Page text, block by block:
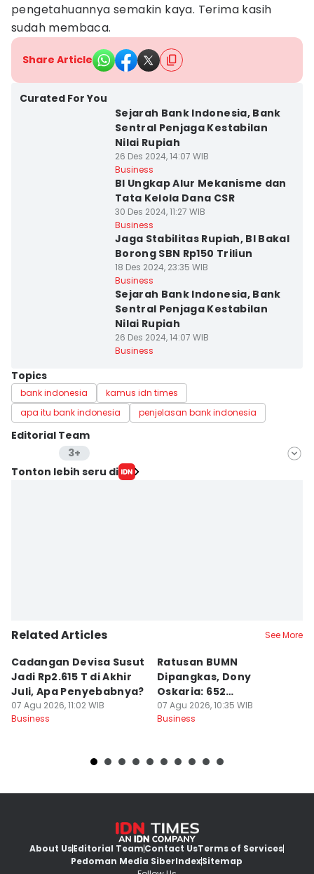
pengetahuannya semakin kaya. Terima kasih
sudah membaca.
Share Article
Curated For You
Sejarah Bank Indonesia, Bank
Sentral Penjaga Kestabilan
Nilai Rupiah
26 Des 2024, 14:07 WIB
Business
BI Ungkap Alur Mekanisme dan
Tata Kelola Dana CSR
30 Des 2024, 11:27 WIB
Business
Jaga Stabilitas Rupiah, BI Bakal
Borong SBN Rp150 Triliun
18 Des 2024, 23:35 WIB
Business
Sejarah Bank Indonesia, Bank
Sentral Penjaga Kestabilan
Nilai Rupiah
26 Des 2024, 14:07 WIB
Business
Topics
bank indonesia
kamus idn times
apa itu bank indonesia
penjelasan bank indonesia
Editorial Team
3+
Editor
Editor
Tonton lebih seru di
Related Articles See More
Cadangan Devisa Susut
Jadi Rp2.615 T di Akhir
Juli, Apa Penyebabnya?
07 Agu 2026, 11:02 WIB
Business
Ratusan BUMN
Dipangkas, Dony
Oskaria: 652
Perusahaan Akan Hilang
07 Agu 2026, 10:35 WIB
Business
About UsEditorial TeamContact UsTerms of Services
Pedoman Media SiberIndexSitemap